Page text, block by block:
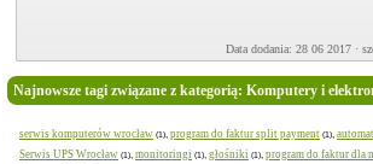
Data dodania: 28 06 2017 ·
Najnowsze tagi związane z kategorią: Komputery i
serwis komputerów wrocław (1), program do faktur split payment (1),
Serwis UPS Wrocław (1), monitoringi (1), głośniki (1), program do faktur dla